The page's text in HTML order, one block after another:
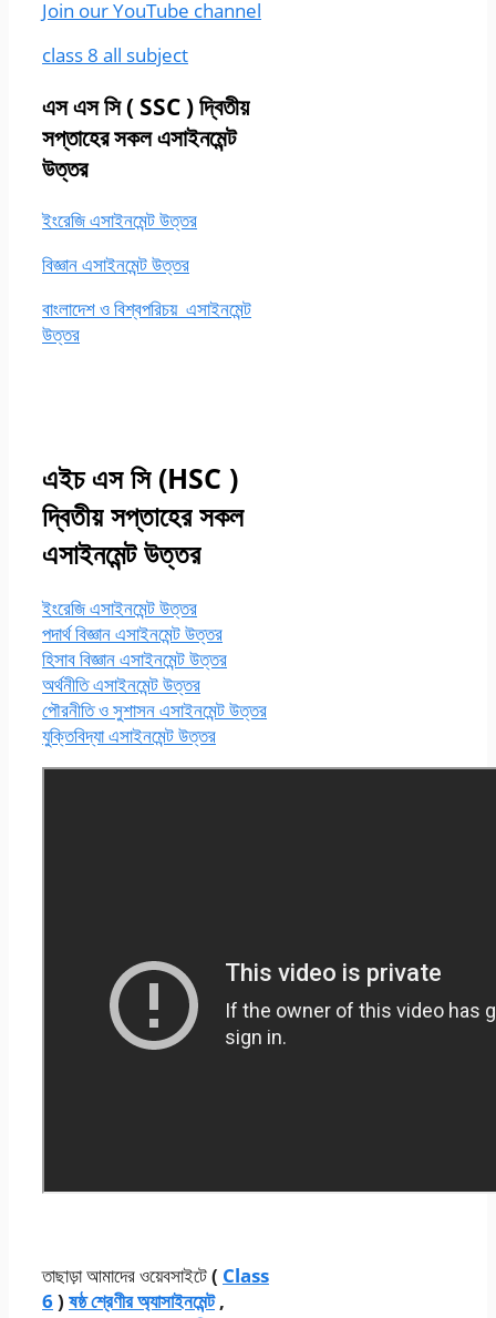
Join our YouTube channel
class 8 all subject
এস এস সি( SSC ) দ্বিতীয়
সপ্তাহের সকল এসাইনমেন্ট
উত্তর
ইংরেজি এসাইনমেন্ট উত্তর
বিজ্ঞান এসাইনমেন্ট উত্তর
বাংলাদেশ ও বিশ্বপরিচয় এসাইনমেন্ট
উত্তর
এইচ এস সি (HSC )
দ্বিতীয় সপ্তাহের সকল
এসাইনমেন্ট উত্তর
ইংরেজি এসাইনমেন্ট উত্তর
পদার্থ বিজ্ঞান এসাইনমেন্ট উত্তর
হিসাব বিজ্ঞান এসাইনমেন্ট উত্তর
অর্থনীতি এসাইনমেন্ট উত্তর
পৌরনীতি ও সুশাসন এসাইনমেন্ট উত্তর
যুক্তিবিদ্যা এসাইনমেন্ট উত্তর
তাছাড়া আমাদের ওয়েবসাইটে( Class
6) ষষ্ঠ শ্রেণীর অ্যাসাইনমেন্ট,